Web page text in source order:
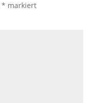
* markiert